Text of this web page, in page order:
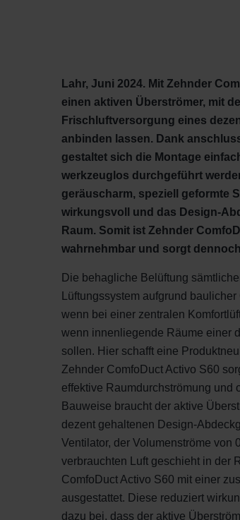
Lahr, Juni 2024. Mit Zehnder
einen aktiven Überströmer, mit
Frischluftversorgung eines
anbinden lassen. Dank
gestaltet sich die Montage
werkzeuglos durchgeführt
geräuscharm, speziell geformte
wirkungsvoll und das Design-
Raum. Somit ist Zehnder
wahrnehmbar und sorgt
Die behagliche Belüftung
Lüftungssystem aufgrund
wenn bei einer zentralen
wenn innenliegende Räume einer
sollen. Hier schafft eine
Zehnder ComfoDuct Activo S60
effektive Raumdurchströmung und
Bauweise braucht der aktive
dezent gehaltenen Design-
Ventilator, der Volumenströme von
verbrauchten Luft geschieht in der
ComfoDuct Activo S60 mit einer
ausgestattet. Diese reduziert
dazu bei, dass der aktive